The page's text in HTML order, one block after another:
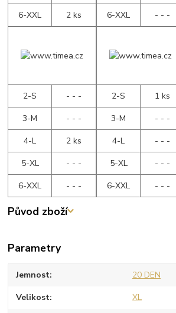
6-XXL
2 ks
6-XXL
- - -
2-S
- - -
3-M
- - -
4-L
2 ks
5-XL
- - -
6-XXL
- - -
2-S
1 ks
3-M
- - -
4-L
- - -
5-XL
- - -
6-XXL
- - -
Původ zboží
Parametry
Jemnost 20 DEN
Velikost XL